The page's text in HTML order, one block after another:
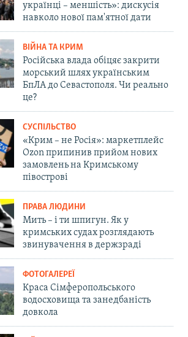
українці – меншість»: дискусія
навколо нової пам'ятної дати
ВІЙНА ТА КРИМ
Російська влада обіцяє закрити
морський шлях українським
БпЛА до Севастополя. Чи реально
це?
СУСПІЛЬСТВО
«Крим – не Росія»: маркетплейс
Ozon припинив прийом нових
замовлень на Кримському
півострові
ПРАВА ЛЮДИНИ
Мить – і ти шпигун. Як у
кримських судах розглядають
звинувачення в держзраді
ФОТОГАЛЕРЕЇ
Краса Сімферопольського
водосховища та занедбаність
довкола